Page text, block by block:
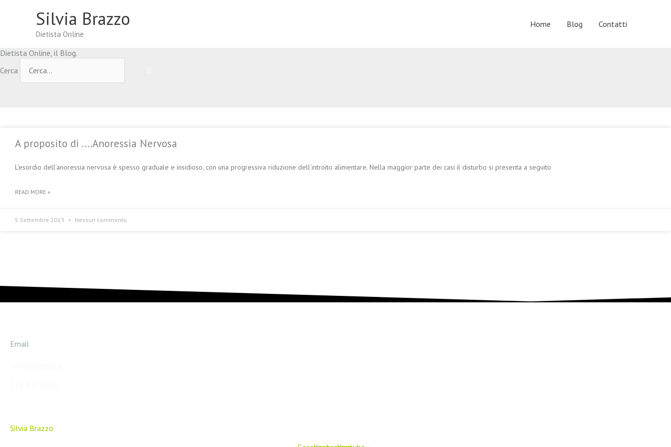
Silvia Brazzo
Dietista Online
Home Blog Contatti
Dietista Online, il Blog.
Cerca
A proposito di ….Anoressia Nervosa
L’esordio dell’anoressia nervosa è spesso graduale e insidioso, con una progressiva riduzione dell’introito alimentare. Nella maggior parte dei casi il disturbo si presenta a seguito
READ MORE »
5 Settembre 2013 Nessun commento
Email
Silvia Brazzo